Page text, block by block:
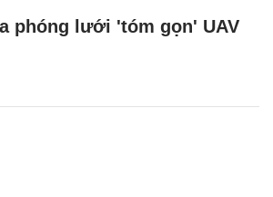
phóng lưới 'tóm gọn' UAV